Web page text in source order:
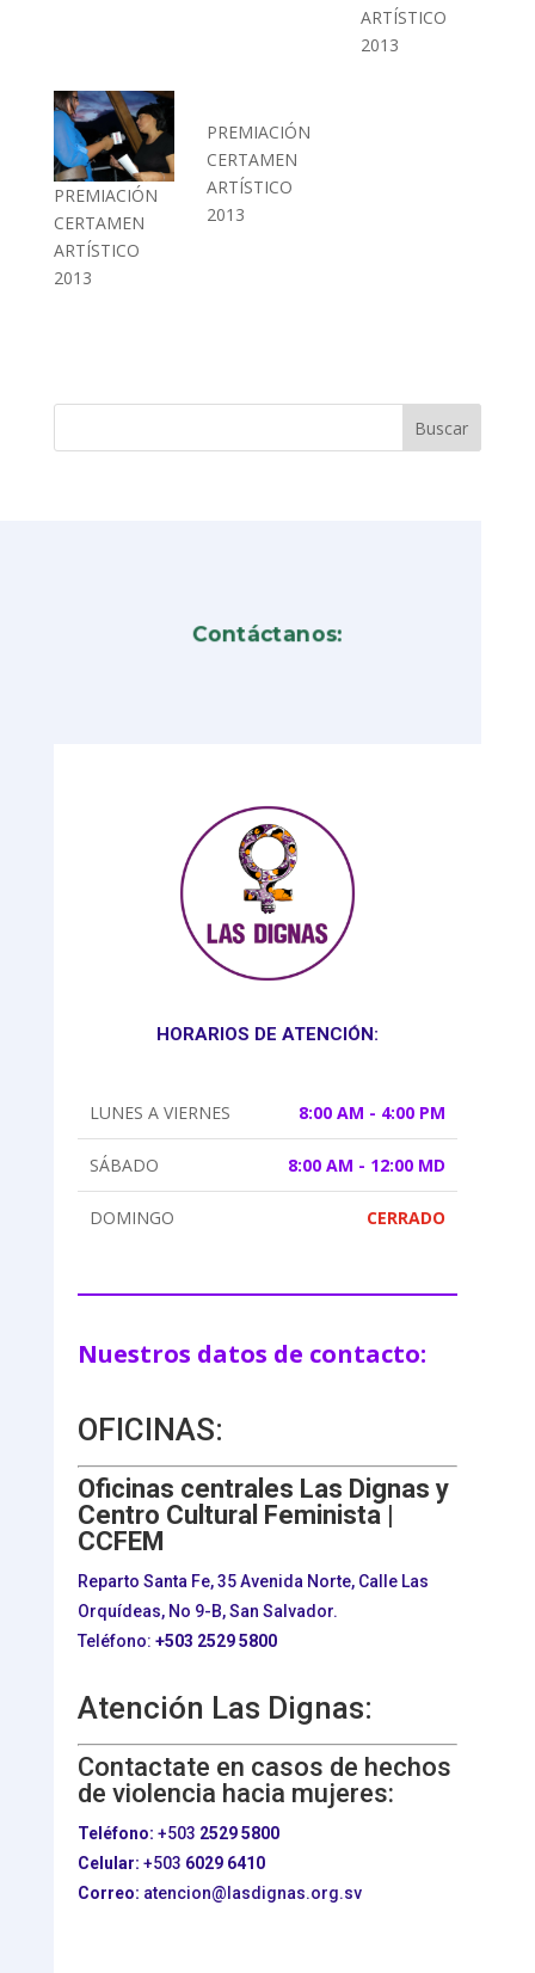
ARTÍSTICO
2013
PREMIACIÓN
CERTAMEN
ARTÍSTICO
2013
PREMIACIÓN
CERTAMEN
ARTÍSTICO
2013
Contáctanos:
HORARIOS DE ATENCIÓN:
LUNES A VIERNES 8:00 AM - 4:00 PM
SÁBADO 8:00 AM - 12:00 MD
DOMINGO CERRADO
Nuestros datos de contacto:
OFICINAS:
Oficinas centrales Las Dignas y
Centro Cultural Feminista |
CCFEM
Reparto Santa Fe, 35 Avenida Norte, Calle Las
Orquídeas, No 9-B, San Salvador.
Teléfono: +503 2529 5800
Atención Las Dignas:
Contactate en casos de hechos
de violencia hacia mujeres:
Teléfono: +503 2529 5800
Celular: +503 6029 6410
Correo: atencion@lasdignas.org.sv